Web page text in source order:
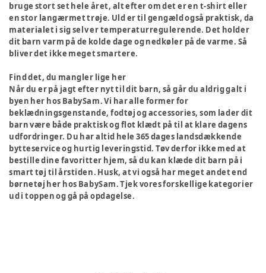
bruge stort set hele året, alt efter om det er en t-shirt eller
en stor langærmet trøje. Uld er til gengæld også praktisk, da
materialet i sig selv er temperaturregulerende. Det holder
dit barn varm på de kolde dage og nedkøler på de varme. Så
bliver det ikke meget smartere.
Find det, du mangler lige her
Når du er på jagt efter nyt til dit barn, så går du aldrig galt i
byen her hos BabySam. Vi har alle former for
beklædningsgenstande, fodtøj og accessories, som lader dit
barn være både praktisk og flot klædt på til at klare dagens
udfordringer. Du har altid hele 365 dages landsdækkende
bytteservice og hurtig leveringstid. Tøv derfor ikke med at
bestille dine favoritter hjem, så du kan klæde dit barn på i
smart tøj til årstiden. Husk, at vi også har meget andet end
børnetøj her hos BabySam. Tjek vores forskellige kategorier
ud i toppen og gå på opdagelse.